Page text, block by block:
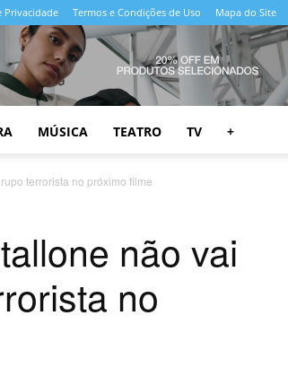
Privacidade Termos e Condições de Uso Mapa do Site
MÚSICA TEATRO TV +
terrorista no próximo filme
não vai
no